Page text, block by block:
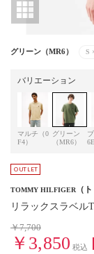
グリーン（MR6） S
バリエーション
マルチ（0
F4）
グリーン
（MR6）
6E
TOMMY HILFIGER （
リラックスラベル
￥7,700
￥3,850 税込